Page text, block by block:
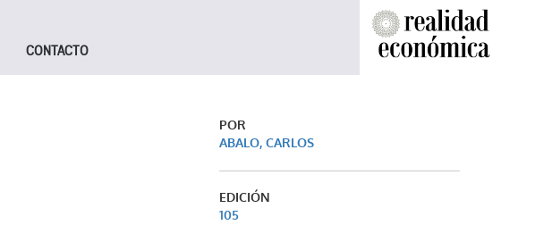
CONTACTO
POR
ABALO, CARLOS
EDICIÓN
105